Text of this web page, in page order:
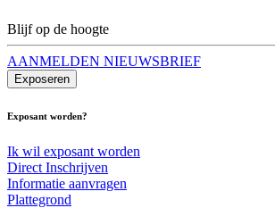
Blijf op de hoogte
AANMELDEN NIEUWSBRIEF
Exposeren
Exposant worden?
Ik wil exposant worden
Direct Inschrijven
Informatie aanvragen
Plattegrond